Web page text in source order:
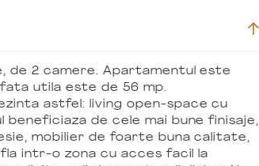
de 2 camere. Apartamentul este
utila este de 56 mp.
astfel: living open-space cu
de cele mai bune finisaje,
mobilier de foarte buna calitate,
intr-o zona cu acces facil la